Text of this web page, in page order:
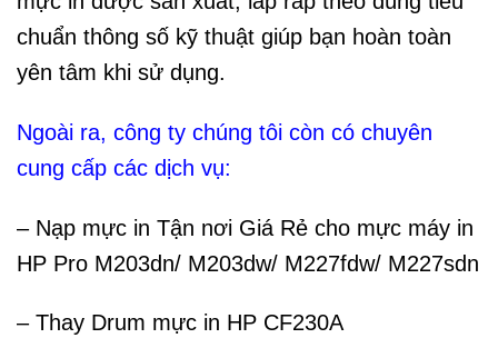
chuẩn thông số kỹ thuật giúp bạn hoàn toàn
yên tâm khi sử dụng.
Ngoài ra, công ty chúng tôi còn có chuyên
cung cấp các dịch vụ:
– Nạp mực in Tận nơi Giá Rẻ cho mực máy in
HP Pro M203dn/ M203dw/ M227fdw/ M227sdn
– Thay Drum mực in HP CF230A